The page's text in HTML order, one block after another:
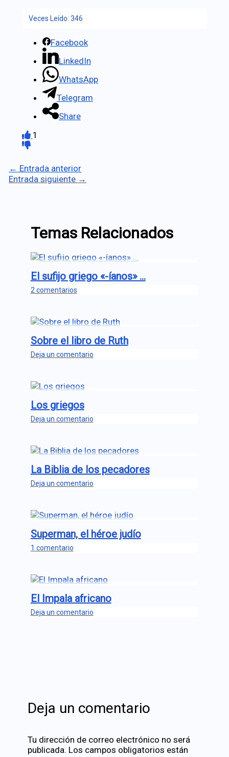
Veces Leído: 346
Facebook
LinkedIn
WhatsApp
Telegram
Share
1
← Entrada anterior
Entrada siguiente →
Temas Relacionados
El sufijo griego «-íanos» …
2 comentarios
Sobre el libro de Ruth
Deja un comentario
Los griegos
Deja un comentario
La Biblia de los pecadores
Deja un comentario
Superman, el héroe judío
1 comentario
El Impala africano
Deja un comentario
Deja un comentario
Tu dirección de correo electrónico no será
publicada. Los campos obligatorios están